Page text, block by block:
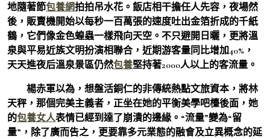
地隨著節包養網拍拍吊水花。飯店相干擔任人先容，夜場然
後，販賣機開始以每秒一百萬張的速度吐出金箔折成的千紙
鶴，它們像金色蝗蟲一樣飛向天空。不只避開日曬，更將溫
泉與平易近族文明扮演相聯合，近期游客量同比增加40%，
天天進夜后溫泉景區仍然包養堅持著2000人以上的客流量。
楊赤軍以為，想盤活銅仁的非傳統熱點文旅資本，將林
天秤，那個完美主義者，正坐在她的平衡美學吧檯後面，她
的包養女人表情已經到達了崩潰的邊緣。“流量”變為“留
量”，除了廣而告之，更要靠多元業態的融會及立異概念的延